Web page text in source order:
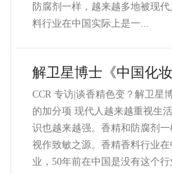
防腐剂一样，越来越多地被现
料行业在中国实际上是一...
解卫星博士《中国化
CCR 专访|谈香精色变？解卫星
的加分项 现代人越来越重视生
识也越来越强。香精和防腐剂
视作致敏之源。香精香料行业
业，50年前在中国是没有这个行